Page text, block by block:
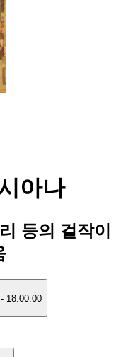
아나
등의 걸작이
- 18:00:00